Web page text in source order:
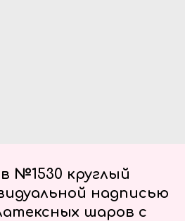
№1530 круглый
надписью
шаров с